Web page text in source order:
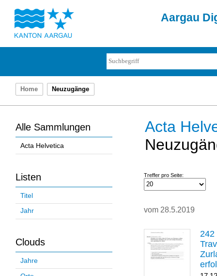
Aargau
Home Neuzugänge
Alle Sammlungen
Acta Helvetica
Listen
Titel
Jahr
Clouds
Jahre
Acta
Treffer pro Seite:
vom 28.5.2019